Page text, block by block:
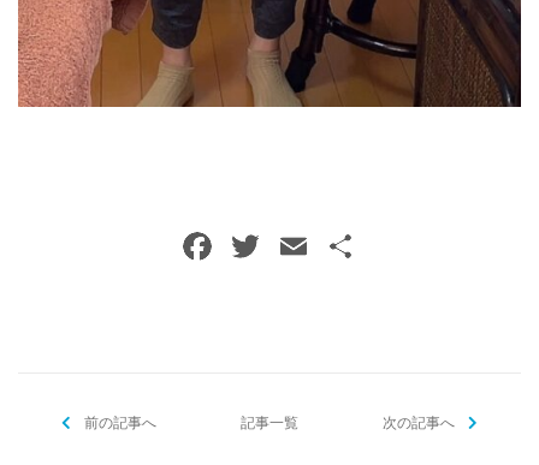
F
o
T E
前の記事へ 記事一覧 次の記事へ